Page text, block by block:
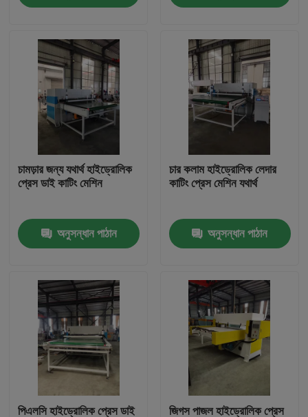
পণ্য
আমাদের সম্পর্কে
মান নিয়ন্ত্রণ
যোগাযোগ করুন
উদ্ধৃতির জন্য আবেদন
হাইড্রোলিক Die কাটন মেশিন
হাইড্রোলিক প্রেস মরা কাটন মেশিন
হাইড্রোলিক সুইং আর্ম কাটন মেশিন
চামড়ার জন্য যথার্থ হাইড্রোলিক
প্রেস ডাই কাটিং মেশিন
অনুসন্ধান পাঠান
চার কলাম হাইড্রোলিক লেদার
কাটিং প্রেস মেশিন যথার্থ
অনুসন্ধান পাঠান
পিএলসি হাইড্রোলিক প্রেস ডাই জিগস পাজল হাইড্রোলিক প্রেস